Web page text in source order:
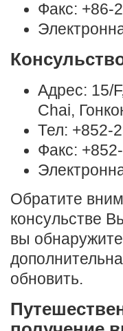
Факс: +86-
Адрес: 15/
Chai,
Тел: +852-
Факс:
Обратите
консульстве
вы
обновить.